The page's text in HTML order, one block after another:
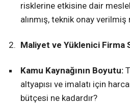
risklerine etkisine dair
alınmış, teknik onay
Maliyet ve Yüklenici Firma
Kamu Kaynağının Boyutu:
altyapısı ve imalatı için
bütçesi ne kadardır?